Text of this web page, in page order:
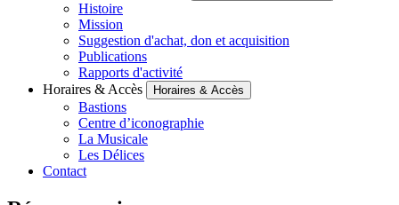
Histoire
Mission
Suggestion d'achat, don et acquisition
Publications
Rapports d'activité
Horaires & Accès
Horaires & Accès
Bastions
Centre d’iconographie
La Musicale
Les Délices
Contact